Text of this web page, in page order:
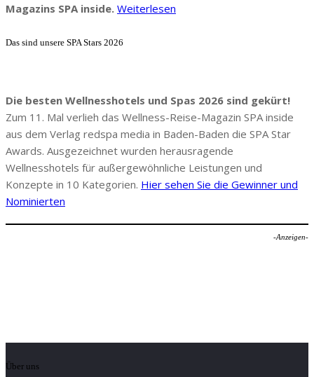
Magazins SPA inside. Weiterlesen
Das sind unsere SPA Stars 2026
Die besten Wellnesshotels und Spas 2026 sind gekürt!
Zum 11. Mal verlieh das Wellness-Reise-Magazin SPA inside
aus dem Verlag redspa media in Baden-Baden die SPA Star
Awards. Ausgezeichnet wurden herausragende
Wellnesshotels für außergewöhnliche Leistungen und
Konzepte in 10 Kategorien. Hier sehen Sie die Gewinner und
Nominierten
-Anzeigen-
Über uns